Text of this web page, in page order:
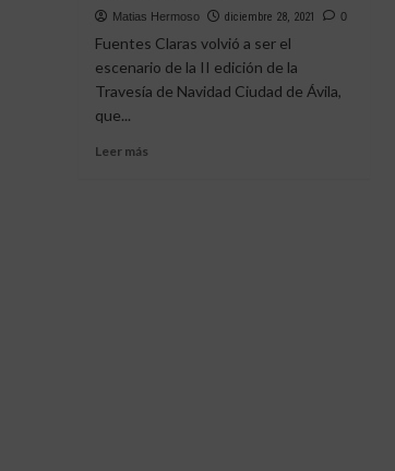
Matias Hermoso diciembre 28, 2021 0
Fuentes Claras volvió a ser el
escenario de la II edición de la
Travesía de Navidad Ciudad de Ávila,
que...
Leer más